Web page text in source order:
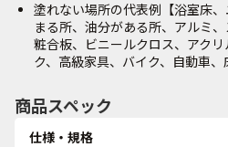
塗れない場所の代表例【浴室床
まる所、油分がある所、アルミ
粧合板、ビニールクロス、アク
ク、高級家具、バイク、自動車、
商品スペック
仕様・規格